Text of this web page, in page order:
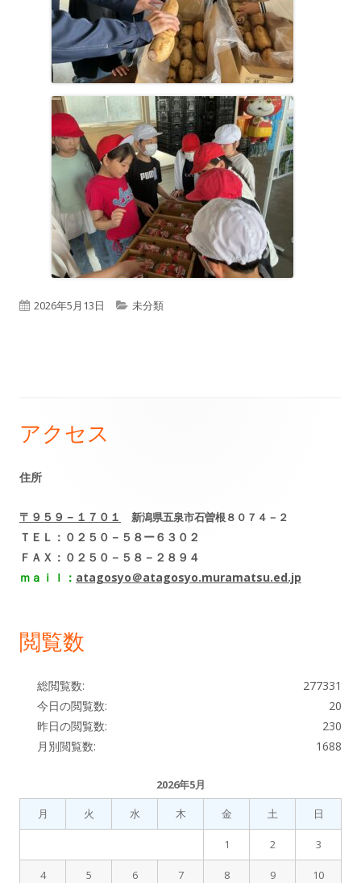
公
2026年5月13日
カ
未分類
メ
イ
サ
イ
バ
ー
アクセス
住所
〒９５９－１７０１ 新潟県五泉市石曽根８０７４－２
ＴＥＬ：０２５０－５８ー６３０２
ＦＡＸ：０２５０－５８－２８９４
ｍａｉｌ： atagosyo＠atagosyo.muramatsu.ed.jp
閲覧数
277331
総閲覧数:
20
今日の閲覧数:
230
昨日の閲覧数:
1688
月別閲覧数:
2026年5月
月
火 水 木 金 土 日
1 2 3
4 5 6 7 8 9 10